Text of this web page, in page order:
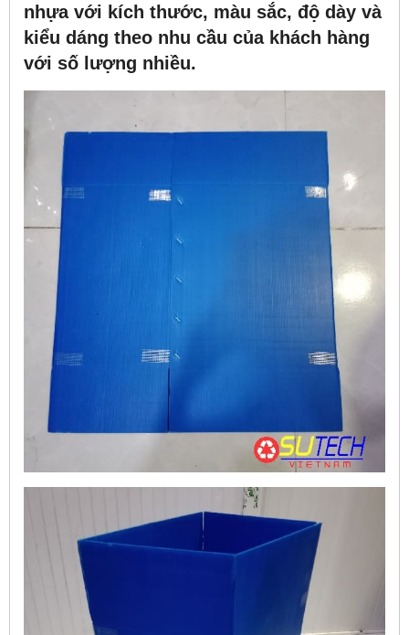
nhựa với kích thước, màu sắc, độ dày và
kiểu dáng theo nhu cầu của khách hàng
với số lượng nhiều.